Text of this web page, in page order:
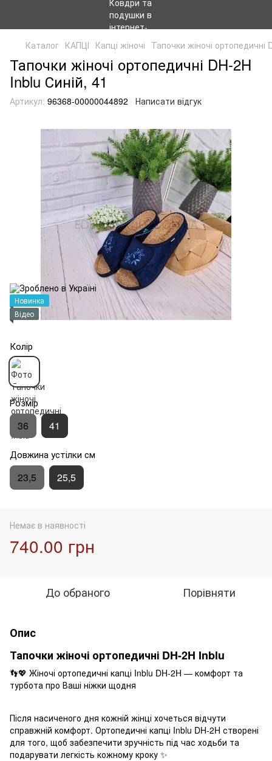
Каталог КАПЦІ Капці жіночі Тапочки жіночі ортопедичні
Тапочки жіночі ортопедичні DH-2H
Inblu Синій, 41
Артикул: 96368-00000044892 Написати відгук
Новинка
Відео
Колір
Розмір
36 41
Довжина устілки см
23,5 25,5
Немає в наявності
740.00 грн
До обраного Порівняти
Опис
Тапочки жіночі ортопедичні DH-2H Inblu
👣💖 Жіночі ортопедичні капці Inblu DH-2H — комфорт та
турбота про Ваші ніжки щодня
Після насиченого дня кожній жінці хочеться відчути
справжній комфорт. Ортопедичні капці Inblu DH-2H створені
для того, щоб забезпечити зручність під час ходьби та
подарувати легкість кожному кроку ✨